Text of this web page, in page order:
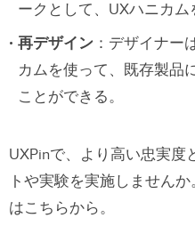
ークとして、UXハニカム
再デザイン ：デザイナー
カムを使って、既存製品
ことができる。
UXPinで、より高い忠実度
トや実験を実施しませんか
はこちらから。